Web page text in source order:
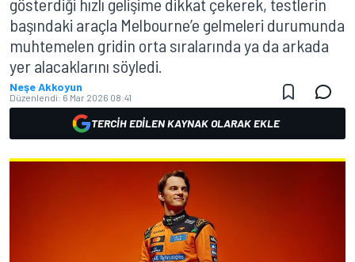
başındaki araçla Melbourne’e gelmeleri durumunda
muhtemelen gridin orta sıralarında ya da arkada
yer alacaklarını söyledi.
Neşe Akkoyun
Düzenlendi: 6 Mar 2026 08:41
TERCIH EDILEN KAYNAK OLARAK EKLE